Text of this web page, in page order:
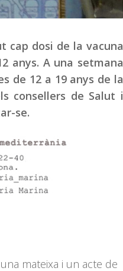
cap dosi de la vacuna
anys. A una setmana
de 12 a 19 anys de la
consellers de Salut i
se.
mateixa i un acte de